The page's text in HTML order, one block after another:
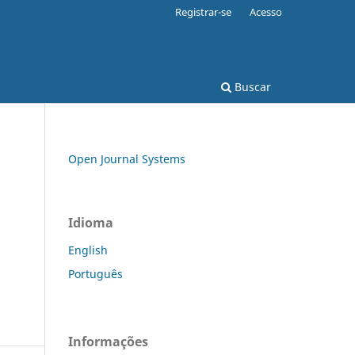
Buscar
Registrar-se Acesso
Open Journal Systems
Idioma
English
Português
Informações